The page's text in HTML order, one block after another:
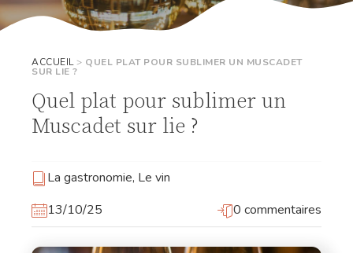
ACCUEIL> QUEL PLAT POUR SUBLIMER UN MUSCADET
SUR LIE ?
Quel plat pour sublimer un
Muscadet sur lie ?
La gastronomie, Le vin
13/10/25
0 commentaires